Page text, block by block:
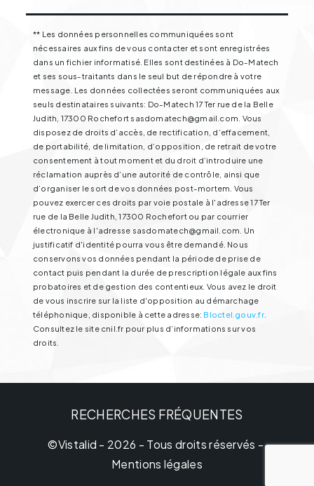
** Les données personnelles communiquées sont
nécessaires aux fins de vous contacter et sont enregistrées
dans un fichier informatisé. Elles sont destinées à Do-Matech
et ses sous-traitants dans le seul but de répondre à votre
message. Les données collectées seront communiquées aux
seuls destinataires suivants: Do-Matech 17 Ter rue de la Belle
Judith, 17300 Rochefort sasdomatech@gmail.com. Vous
disposez de droits d’accès, de rectification, d’effacement,
de portabilité, de limitation, d’opposition, de retrait de votre
consentement à tout moment et du droit d’introduire une
réclamation auprès d’une autorité de contrôle, ainsi que
d’organiser le sort de vos données post-mortem. Vous
pouvez exercer ces droits par voie postale à l'adresse 17 Ter
rue de la Belle Judith, 17300 Rochefort ou par courrier
électronique à l'adresse sasdomatech@gmail.com. Un
justificatif d'identité pourra vous être demandé. Nous
conservons vos données pendant la période de prise de
contact puis pendant la durée de prescription légale aux fins
probatoires et de gestion des contentieux. Vous avez le droit
de vous inscrire sur la liste d'opposition au démarchage
téléphonique, disponible à cette adresse:
Bloctel.gouv.fr.
Consultez le site cnil.fr pour plus d’informations sur vos
droits.
RECHERCHES FRÉQUENTES
©Vistalid - 2026 - Tous droits réservés -
Mentions légales